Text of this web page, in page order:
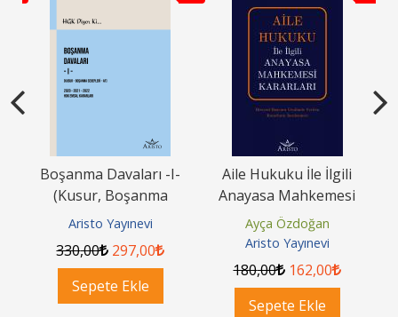
Boşanma Davaları -I-
(Kusur, Boşanma
Sebepleri, Af)
Aristo Yayınevi
330,00 297,00
Sepete Ekle
Aile Hukuku İle İlgili
Anayasa Mahkemesi
Kararları
Ayça Özdoğan
Aristo Yayınevi
180,00 162,00
Sepete Ekle